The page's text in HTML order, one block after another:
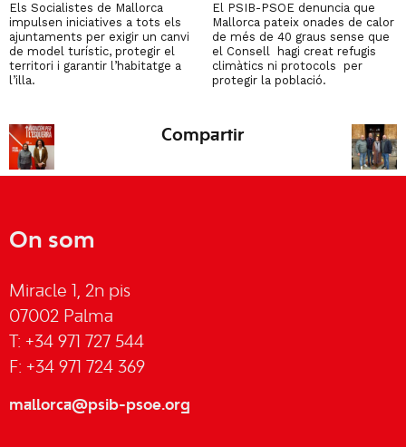
Els Socialistes de Mallorca
impulsen iniciatives a tots els
ajuntaments per exigir un canvi
de model turístic, protegir el
territori i garantir l’habitatge a
l’illa.
El PSIB-PSOE denuncia que
Mallorca pateix onades de calor
de més de 40 graus sense que
el Consell hagi creat refugis
climàtics ni protocols per
protegir la població.
Compartir
On som
Miracle 1, 2n pis
07002 Palma
T: +34 971 727 544
F: +34 971 724 369
mallorca@psib-psoe.org